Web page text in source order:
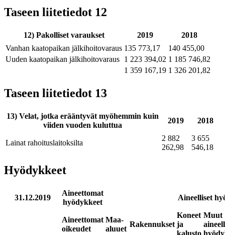
Taseen liitetiedot 12
12) Pakolliset varaukset 2019
2018
Vanhan kaatopaikan jälkihoitovaraus 135 773,17
140 455,00
Uuden kaatopaikan jälkihoitovaraus 1 223 394,02 1 185 746,82
1 359 167,19 1 326 201,82
Taseen liitetiedot 13
13) Velat, jotka erääntyvät myöhemmin kuin
viiden vuoden kuluttua
2019 2018
Lainat rahoituslaitoksilta
2 882
262,98
3 655
546,18
Hyödykkeet
31.12.2019
Aineettomat
hyödykkeet
Aineelliset
Aineettomat
oikeudet
Maa-
aluuet
Rakennukset
Koneet
ja
kalusto
Muut